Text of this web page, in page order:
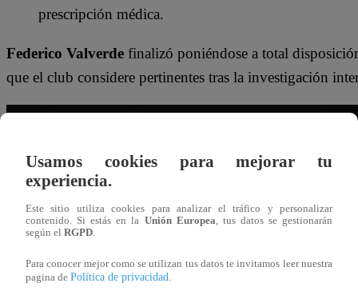
prescripción médica.
Federico Valverde finalizó poniéndose a total
que el club considere pertinentes tras la investigación
Usamos cookies para mejorar tu
experiencia.
Este sitio utiliza cookies para analizar el tráfico y personalizar
contenido. Si estás en la Unión Europea, tus datos se gestionarán
según el RGPD.
Para conocer mejor como se utilizan tus datos te invitamos leer nuestra
pagina de Política de privacidad.